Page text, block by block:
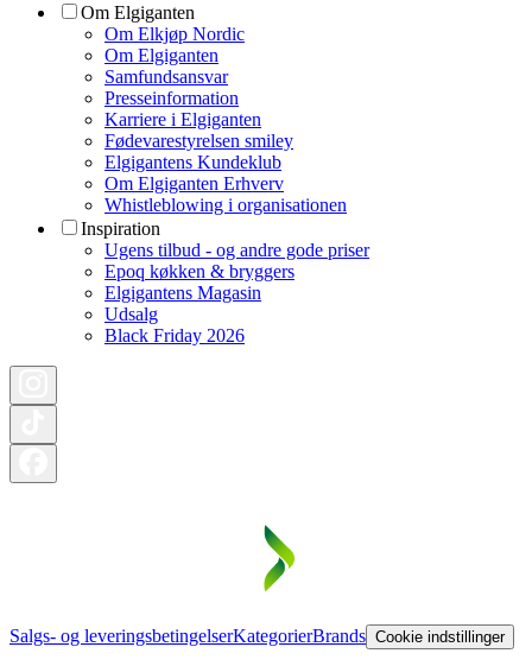
Om Elgiganten
Om Elkjøp Nordic
Om Elgiganten
Samfundsansvar
Presseinformation
Karriere i Elgiganten
Fødevarestyrelsen smiley
Elgigantens Kundeklub
Om Elgiganten Erhverv
Whistleblowing i organisationen
Inspiration
Ugens tilbud - og andre gode priser
Epoq køkken & bryggers
Elgigantens Magasin
Udsalg
Black Friday 2026
Salgs- og leveringsbetingelserKategorierBrands Cookie indstillinger